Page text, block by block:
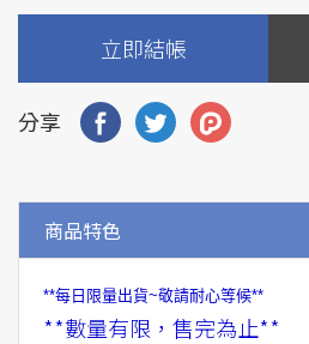
立即結帳
分享
商品特色
**每日限量出貨~敬請耐心等候**
**數量有限，售完為止**